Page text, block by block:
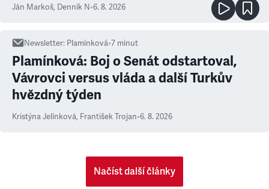
Ján Markoš, Denník N•6. 8. 2026
Newsletter: Plamínková•7 minut
Plamínková: Boj o Senát odstartoval,
Vávrovci versus vláda a další Turkův
hvězdný týden
Kristýna Jelínková, František Trojan•6. 8. 2026
Načíst další články